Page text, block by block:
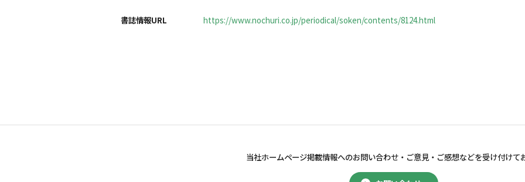
書誌情報URL https://www.nochuri.co.jp/periodical/soken/contents/8124.html
当社ホームページ掲載情報へのお問い合わせ・ ご意見・ご感想などを受け付けて